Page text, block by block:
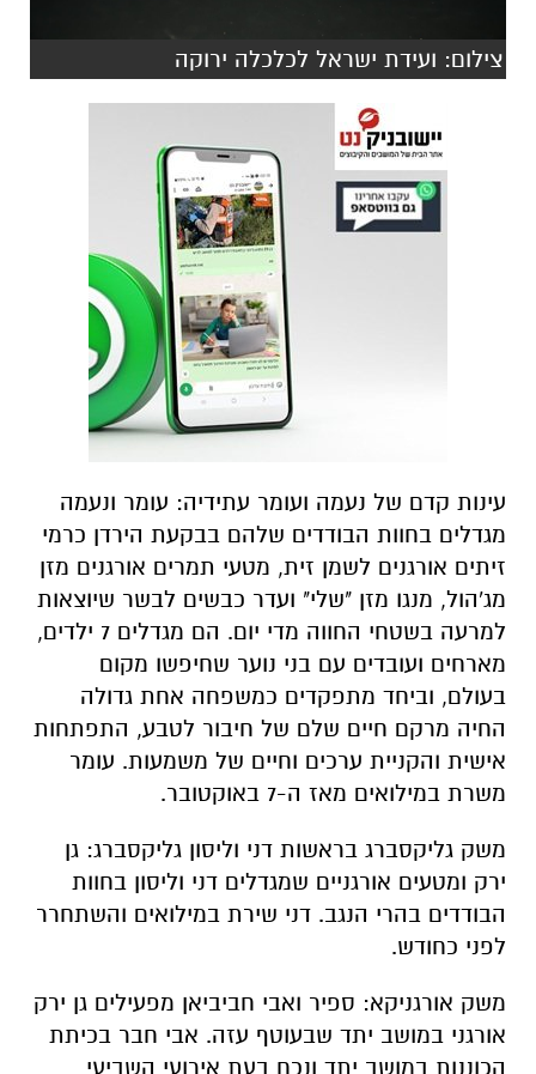
צילום: ועידת ישראל לכלכלה ירוקה
עינות קדם של נעמה ועומר עתידיה: עומר ונעמה
מגדלים בחוות הבודדים שלהם בבקעת הירדן כרמי
זיתים אורגנים לשמן זית, מטעי תמרים אורגנים מזן
מג'הול, מנגו מזן "שלי" ועדר כבשים לבשר שיוצאות
למרעה בשטחי החווה מדי יום. הם מגדלים 7 ילדים,
מארחים ועובדים עם בני נוער שחיפשו מקום
בעולם, וביחד מתפקדים כמשפחה אחת גדולה
החיה מרקם חיים שלם של חיבור לטבע, התפתחות
אישית והקניית ערכים וחיים של משמעות. עומר
משרת במילואים מאז ה-7 באוקטובר.
משק גליקסברג בראשות דני וליסון גליקסברג: גן
ירק ומטעים אורגניים שמגדלים דני וליסון בחוות
הבודדים בהרי הנגב. דני שירת במילואים והשתחרר
לפני כחודש.
משק אורגניקא: ספיר ואבי חביביאן מפעילים גן ירק
אורגני במושב יתד שבעוטף עזה. אבי חבר בכיתת
הכוננות במושב יתד ונכח בעת אירועי השביעי